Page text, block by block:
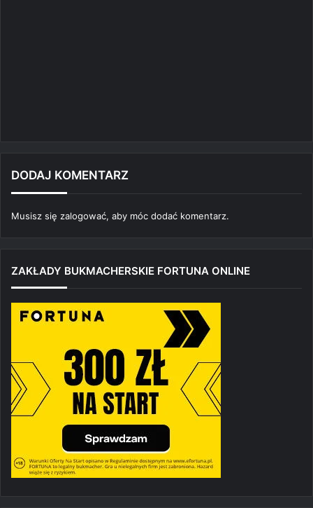
DODAJ KOMENTARZ
Musisz się zalogować, aby móc dodać komentarz.
ZAKŁADY BUKMACHERSKIE FORTUNA ONLINE